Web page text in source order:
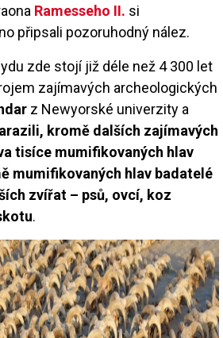
Ramesseho II. si
připsali pozoruhodný nález.
zde stojí již déle než 4 300 let
zajímavých archeologických
z Newyorské univerzity a
kromě dalších zajímavých
tisíce mumifikovaných hlav
mumifikovaných hlav badatelé
zvířat – psů, ovcí, koz
.